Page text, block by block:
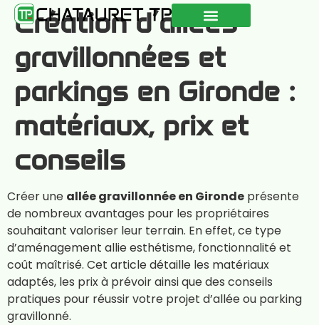
Création d’allées
gravillonnées et
parkings en Gironde :
matériaux, prix et
conseils
Créer une allée gravillonnée en Gironde présente
de nombreux avantages pour les propriétaires
souhaitant valoriser leur terrain. En effet, ce type
d’aménagement allie esthétisme, fonctionnalité et
coût maîtrisé. Cet article détaille les matériaux
adaptés, les prix à prévoir ainsi que des conseils
pratiques pour réussir votre projet d’allée ou parking
gravillonné.